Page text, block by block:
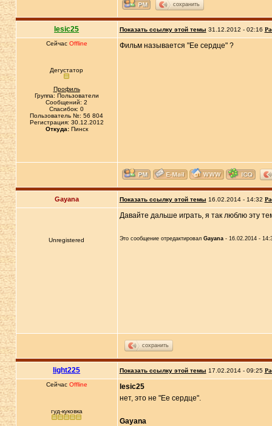
сохранить
lesic25 Показать ссылку этой темы 31.12.2012 - 02:16
Сейчас Offline
Дегустатор
Профиль
Группа: Пользователи
Сообщений: 2
Спасибок: 0
Пользователь №: 56 804
Регистрация: 30.12.2012
Откуда:Пинск
Фильм называется "Ее сердце" ?
Gayana Показать ссылку этой темы 16.02.2014 - 14:32
Unregistered
Давайте дальше играть, я так люблю эту
Это сообщение отредактировал Gayana- 16.02.2014 -
сохранить
light225 Показать ссылку этой темы 17.02.2014 - 09:25
Сейчас Offline
гуд-куковка
lesic25
нет, это не "Ее сердце".
Gayana